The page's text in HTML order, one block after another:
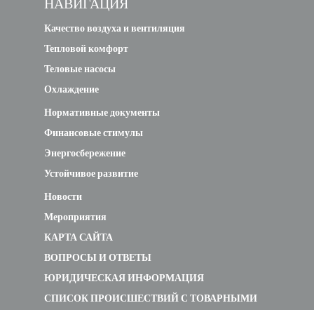
Качество воздуха и вентиляция
Тепловой комфорт
Теловые насосы
Охлаждение
Нормативные документы
Финансовые стимулы
Энергосбережение
Устойчивое развитие
Новости
Мероприятия
КАРТА САЙТА
ВОПРОСЫ И ОТВЕТЫ
ЮРИДИЧЕСКАЯ ИНФОРМАЦИЯ
СПИСОК ПРОИСШЕСТВИЙ С ТОВАРНЫМИ
ЗНАКАМИ